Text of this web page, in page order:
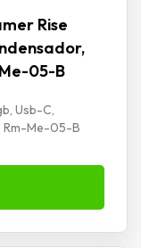
Rise
05-B
Usb-C,
Rm-Me-05-B